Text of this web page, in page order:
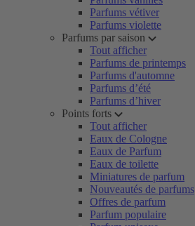
Parfums vétiver
Parfums violette
Parfums par saison
Tout afficher
Parfums de printemps
Parfums d'automne
Parfums d’été
Parfums d’hiver
Points forts
Tout afficher
Eaux de Cologne
Eaux de Parfum
Eaux de toilette
Miniatures de parfum
Nouveautés de parfums
Offres de parfum
Parfum populaire